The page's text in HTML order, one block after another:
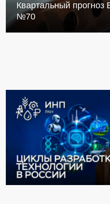
Квартальный
№70